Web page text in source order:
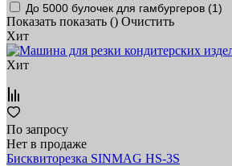
До 5000 булочек для гамбургеров (1)
Показать показать () Очистить
Хит
Хит
По запросу
Нет в продаже
Бисквиторезка SINMAG HS-3S